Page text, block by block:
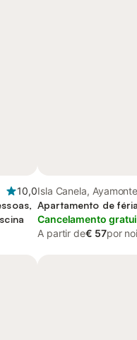
10,0Isla Canela, Ayamonte
Apartamento de
Cancelamento
A partir de€ 57por